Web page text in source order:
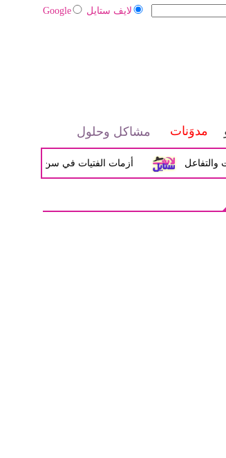
لايف ستايل Google
مدوَنات مشاكل وحلول
أزمات الفتيات في سن المراهقة بين